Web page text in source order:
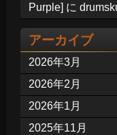
Purple] に
アーカイブ
2026年3月
2026年2月
2026年1月
2025年11月